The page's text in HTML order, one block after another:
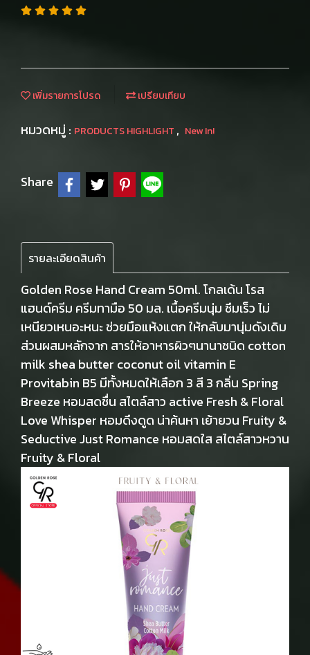
เพิ่มรายการโปรด เปรียบเทียบ
หมวดหมู่ : PRODUCTS HIGHLIGHT , New In!
Share
รายละเอียดสินค้า
Golden Rose Hand Cream 50ml. โกลเด้น โรส
แฮนด์ครีม ครีมทามือ 50 มล. เนื้อครีมนุ่ม ซึมเร็ว ไม่
เหนียวเหนอะหนะ ช่วยมือแห้งแตก ให้กลับมานุ่มดังเดิม
ส่วนผสมหลักจาก สารให้อาหารผิวๆนานาชนิด cotton
milk shea butter coconut oil vitamin E
Provitabin B5 มีทั้งหมดให้เลือก 3 สี 3 กลิ่น Spring
Breeze หอมสดชื่น สไตล์สาว active Fresh & Floral
Love Whisper หอมดึงดูด น่าค้นหา เย้ายวน Fruity &
Seductive Just Romance หอมสดใส สไตล์สาวหวาน
Fruity & Floral